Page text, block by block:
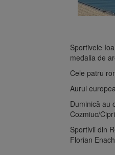
Sportivele
medalia de
Cele patru
Aurul
Duminică au
Cozmiuc/
Sportivii din
Florian